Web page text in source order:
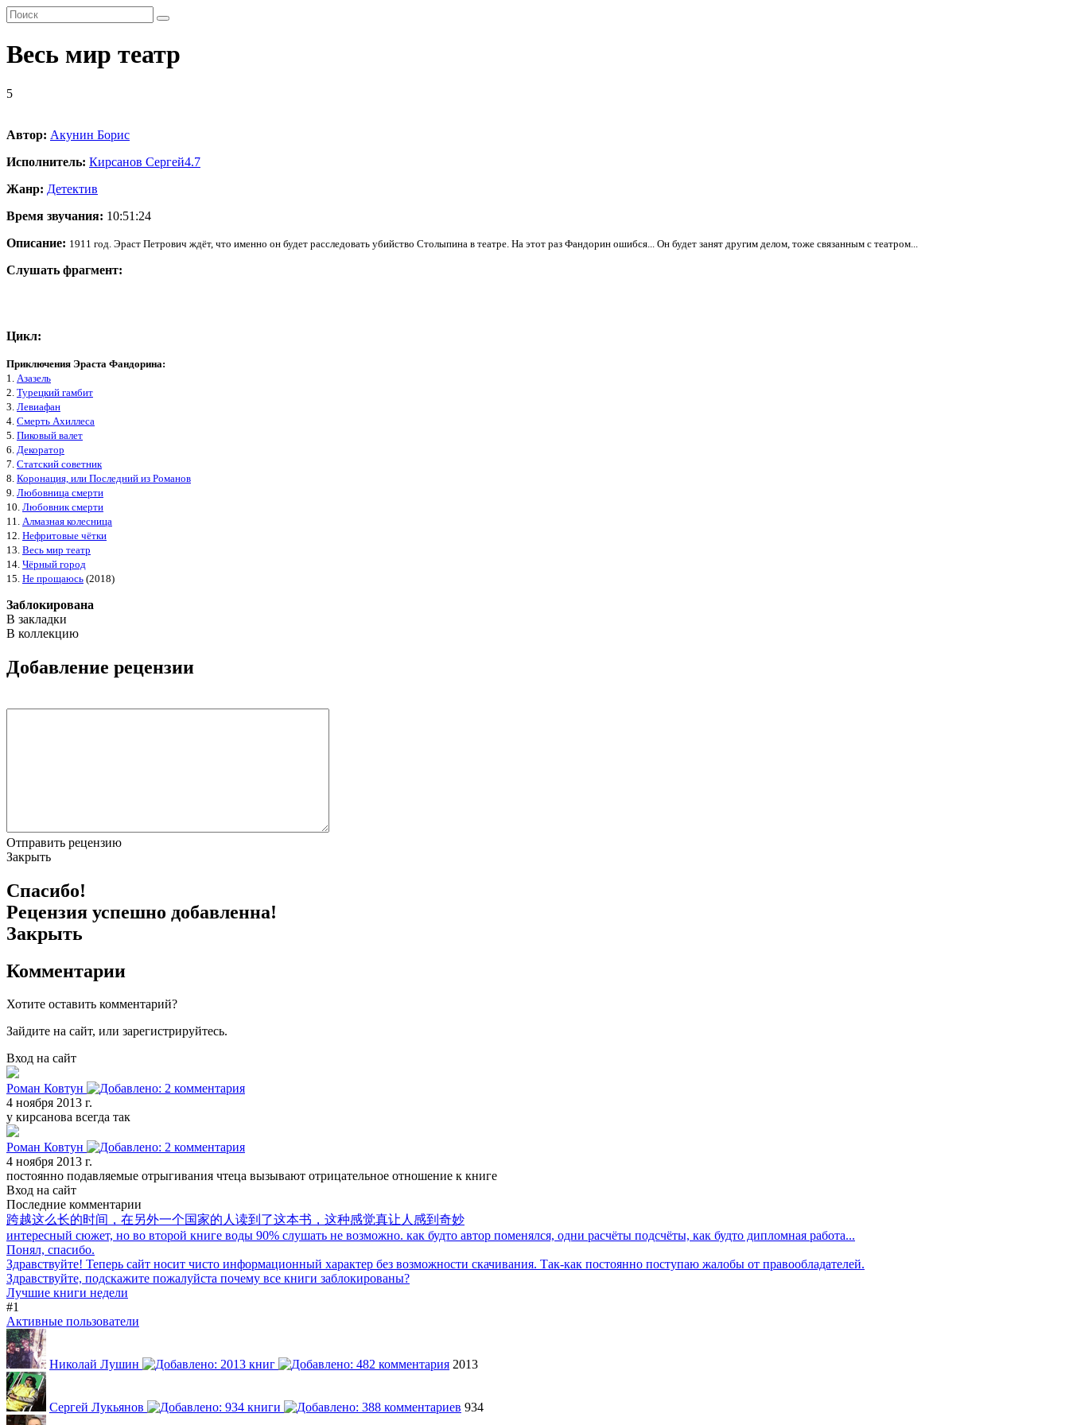
Весь мир театр
5
Автор: Акунин Борис
Исполнитель: Кирсанов Сергей4.7
Жанр: Детектив
Время звучания: 10:51:24
Описание: 1911 год. Эраст Петрович ждёт, что именно он будет расследовать убийство Столыпина в театре. На этот раз Фандорин ошибся... Он будет занят другим делом, тоже связанным с театром...
Слушать фрагмент:
Цикл:
Приключения Эраста Фандорина:
1. Азазель
2. Турецкий гамбит
3. Левиафан
4. Смерть Ахиллеса
5. Пиковый валет
6. Декоратор
7. Статский советник
8. Коронация, или Последний из Романов
9. Любовница смерти
10. Любовник смерти
11. Алмазная колесница
12. Нефритовые чётки
13. Весь мир театр
14. Чёрный город
15. Не прощаюсь (2018)
Заблокирована
В закладки
В коллекцию
Добавление рецензии
Отправить рецензию
Закрыть
Спасибо!
Рецензия успешно добавленна!
Закрыть
Комментарии
Хотите оставить комментарий?
Зайдите на сайт, или зарегистрируйтесь.
Вход на сайт
Роман Ковтун
4 ноября 2013 г.
у кирсанова всегда так
Роман Ковтун
4 ноября 2013 г.
постоянно подавляемые отрыгивания чтеца вызывают отрицательное отношение к книге
Вход на сайт
Последние комментарии
跨越这么长的时间，在另外一个国家的人读到了这本书，这种感觉真让人感到奇妙
интересный сюжет, но во второй книге воды 90% слушать не возможно. как будто автор поменялся, одни расчёты подсчёты, как будто дипломная работа...
Понял, спасибо.
Здравствуйте! Теперь сайт носит чисто информационный характер без возможности скачивания. Так-как постоянно поступаю жалобы от правообладателей.
Здравствуйте, подскажите пожалуйста почему все книги заблокированы?
Лучшие книги недели
#1
Активные пользователи
Николай Лушин 2013
Сергей Лукьянов 934